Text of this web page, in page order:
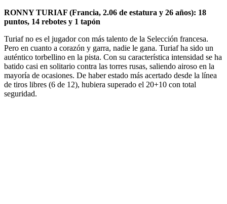
RONNY TURIAF (Francia, 2.06 de estatura y 26 años): 18
puntos, 14 rebotes y 1 tapón
Turiaf no es el jugador con más talento de la Selección francesa.
Pero en cuanto a corazón y garra, nadie le gana. Turiaf ha sido un
auténtico torbellino en la pista. Con su característica intensidad se ha
batido casi en solitario contra las torres rusas, saliendo airoso en la
mayoría de ocasiones. De haber estado más acertado desde la línea
de tiros libres (6 de 12), hubiera superado el 20+10 con total
seguridad.